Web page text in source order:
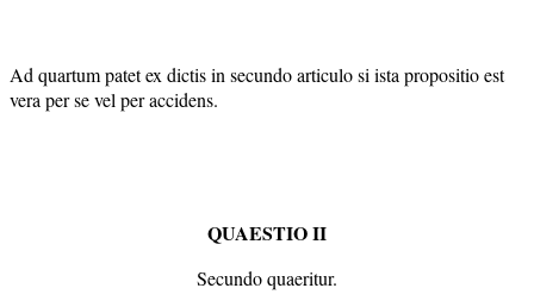
Ad quartum patet ex dictis in secundo articulo si ista propositio est
vera per se vel per accidens.
QUAESTIO II
Secundo quaeritur.